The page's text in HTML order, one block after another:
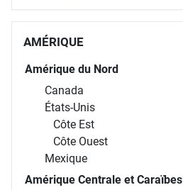
AMÉRIQUE
Amérique du Nord
Canada
États-Unis
Côte Est
Côte Ouest
Mexique
Amérique Centrale et Caraïbes